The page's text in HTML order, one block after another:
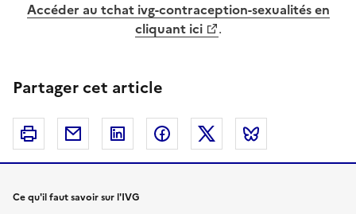
Accéder au tchat ivg-contraception-sexualités en
cliquant ici
.
Partager cet article
Imprimer Courriel Linkedin FacebookTwitter
Ce qu'il faut savoir sur l'IVG